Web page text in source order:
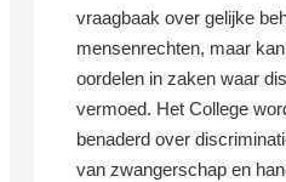
vraagbaak over gelijke
mensenrechten, maar
oordelen in zaken waar
vermoed. Het College
benaderd over
van zwangerschap en